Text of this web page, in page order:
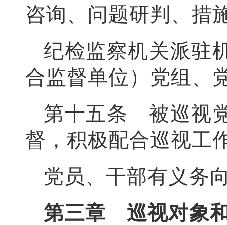
咨询、问题研判、措
纪检监察机关派驻
合监督单位）党组、
第十五条 被巡视
督，积极配合巡视工
党员、干部有义务
第三章 巡视对象